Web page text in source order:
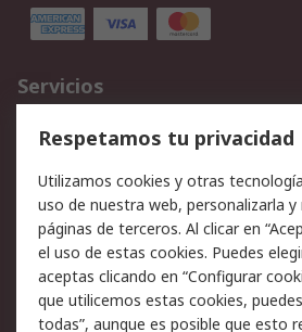
Servicios
Cómo realizar pedidos
Facturación y pago
Ofertas
Legal
Aviso legal
Respetamos tu privacidad
Utilizamos cookies y otras
uso de nuestra web, personalizarla
páginas de terceros. Al clicar en
el uso de estas cookies. Puedes
aceptas clicando en “Configurar
que utilicemos estas cookies,
todas”, aunque es posible que esto